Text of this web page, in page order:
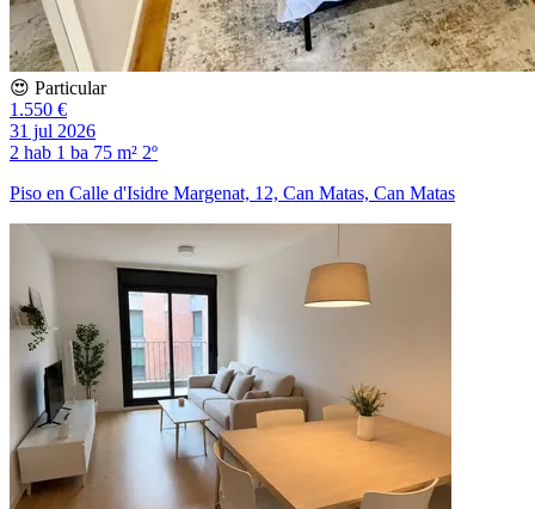
😍 Particular
1.550 €
31 jul 2026
2 hab 1 ba 75 m² 2º
Piso en Calle d'Isidre Margenat, 12, Can Matas, Can Matas